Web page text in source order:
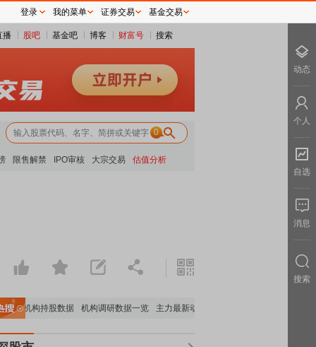
播 股吧 基金吧 博客 财富号 搜索
0
限售解禁 IPO审核 大宗交易 估值分析
机构持股数据 机构调研数据一览 主力最新动向
登录 我的菜单 证券交易 基金交易
动态
个人
自选
消息
搜索